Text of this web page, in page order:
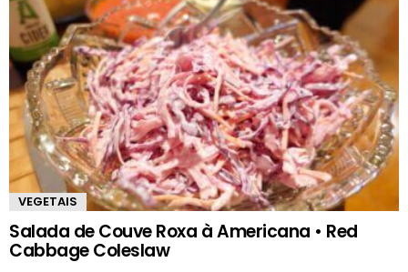
VEGETAIS
Salada de Couve Roxa à Americana • Red
Cabbage Coleslaw